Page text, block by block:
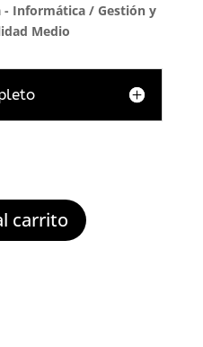
- Informática/ Gestión y
Medio
carrito